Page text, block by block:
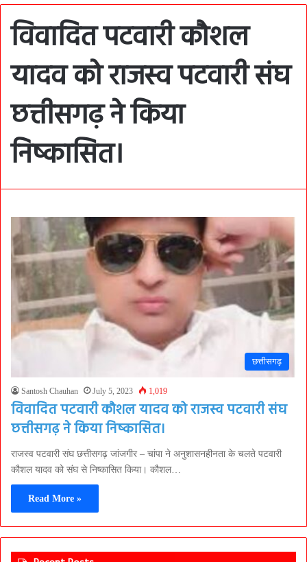
विवादित पटवारी कौशल
यादव को राजस्व पटवारी संघ
छत्तीसगढ़ ने किया
निष्कासित।
छत्तीसगढ़
Santosh Chauhan July 5, 2023 1,019
विवादित पटवारी कौशल यादव को राजस्व पटवारी संघ
छत्तीसगढ़ ने किया निष्कासित।
राजस्व पटवारी संघ छत्तीसगढ़ जांजगीर – चांपा ने अनुशासनहीनता के चलते पटवारी
कौशल यादव को संघ से निष्कासित किया। कौशल…
Read More »